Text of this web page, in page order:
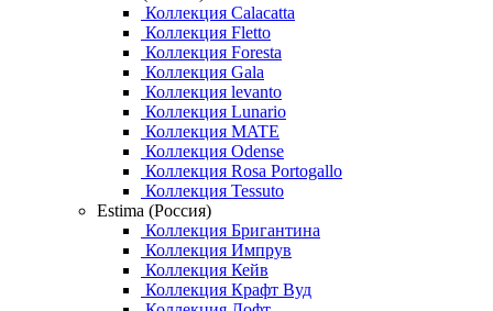
Коллекция Calacatta
Коллекция Fletto
Коллекция Foresta
Коллекция Gala
Коллекция levanto
Коллекция Lunario
Коллекция MATE
Коллекция Odense
Коллекция Rosa Portogallo
Коллекция Tessuto
Estima (Россия)
Коллекция Бригантина
Коллекция Импрув
Коллекция Кейв
Коллекция Крафт Вуд